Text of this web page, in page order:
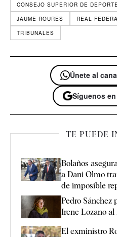
CONSEJO SUPERIOR DE
JAUME ROURES
REAL
TRIBUNALES
Únete al
Síguenos
TE PUEDE
Bolaños
a Dani Olmo
de imposible
Pedro Sánchez
Irene Lozano
El exministro